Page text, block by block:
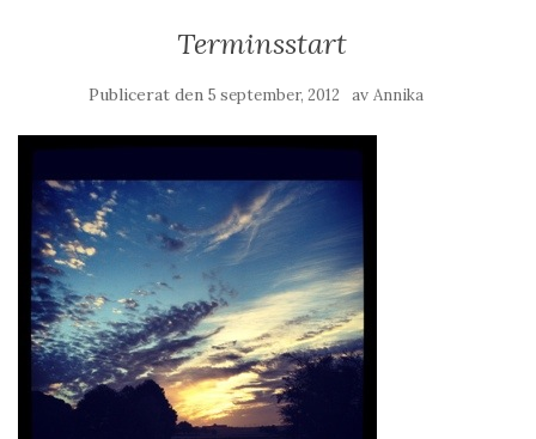
Terminsstart
Publicerat den 5 september, 2012 av Annika